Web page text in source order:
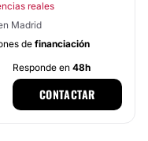
reales
Madrid
de financiación
Responde en 48h
CONTACTAR